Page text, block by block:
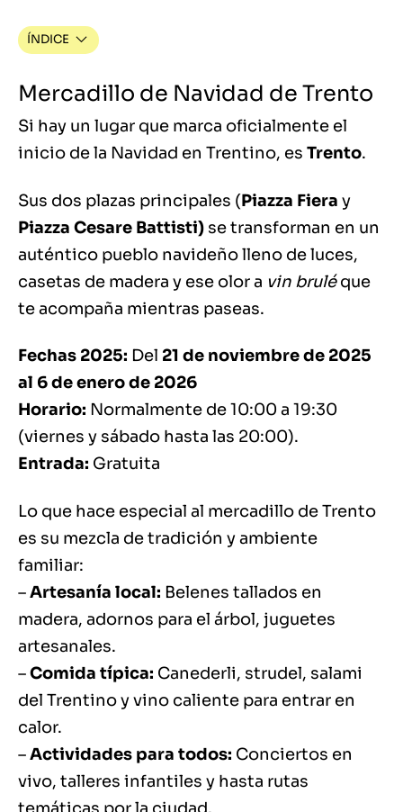
ÍNDICE
Mercadillo de Navidad de Trento
Si hay un lugar que marca oficialmente el
inicio de la Navidad en Trentino, es Trento.
Sus dos plazas principales (Piazza Fiera y
Piazza Cesare Battisti) se transforman en un
auténtico pueblo navideño lleno de luces,
casetas de madera y ese olor a vin bruléque
te acompaña mientras paseas.
Fechas 2025: Del 21 de noviembre de 2025
al 6 de enero de 2026
Horario: Normalmente de 10:00 a 19:30
(viernes y sábado hasta las 20:00).
Entrada: Gratuita
Lo que hace especial al mercadillo de Trento
es su mezcla de tradición y ambiente
familiar:
–Artesanía local: Belenes tallados en
madera, adornos para el árbol, juguetes
artesanales.
–Comida típica: Canederli, strudel, salami
del Trentino y vino caliente para entrar en
calor.
–Actividades para todos: Conciertos en
vivo, talleres infantiles y hasta rutas
temáticas por la ciudad.